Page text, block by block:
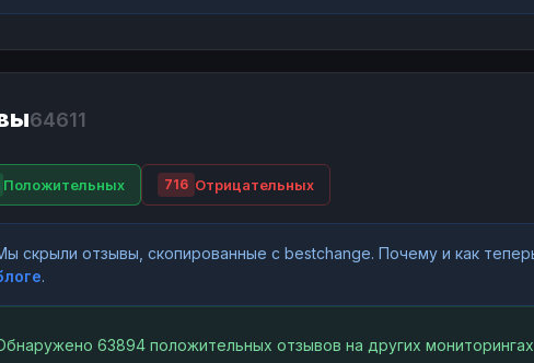
64611
Положительных 716 Отрицательных
скрыли отзывы, скопированные с bestchange. Почему и как
.
63894 положительных отзывов на других